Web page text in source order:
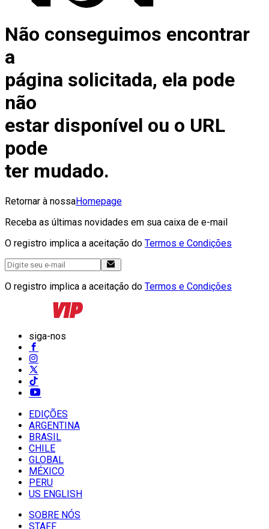
Não conseguimos encontrar
a
página solicitada, ela pode
não
estar disponível ou o URL
pode
ter mudado.
Retornar à nossaHomepage
Receba as últimas novidades em sua caixa de e-mail
O registro implica a aceitação do Termos e Condições
O registro implica a aceitação do Termos e Condições
siga-nos
EDIÇÕES
ARGENTINA
BRASIL
CHILE
GLOBAL
MÉXICO
PERU
US ENGLISH
SOBRE NÓS
STAFF